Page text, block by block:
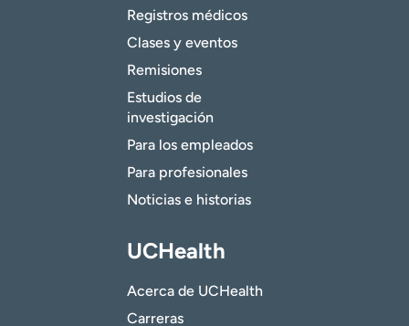
Registros médicos
Clases y eventos
Remisiones
Estudios de
investigación
Para los empleados
Para profesionales
Noticias e historias
UCHealth
Acerca de UCHealth
Carreras